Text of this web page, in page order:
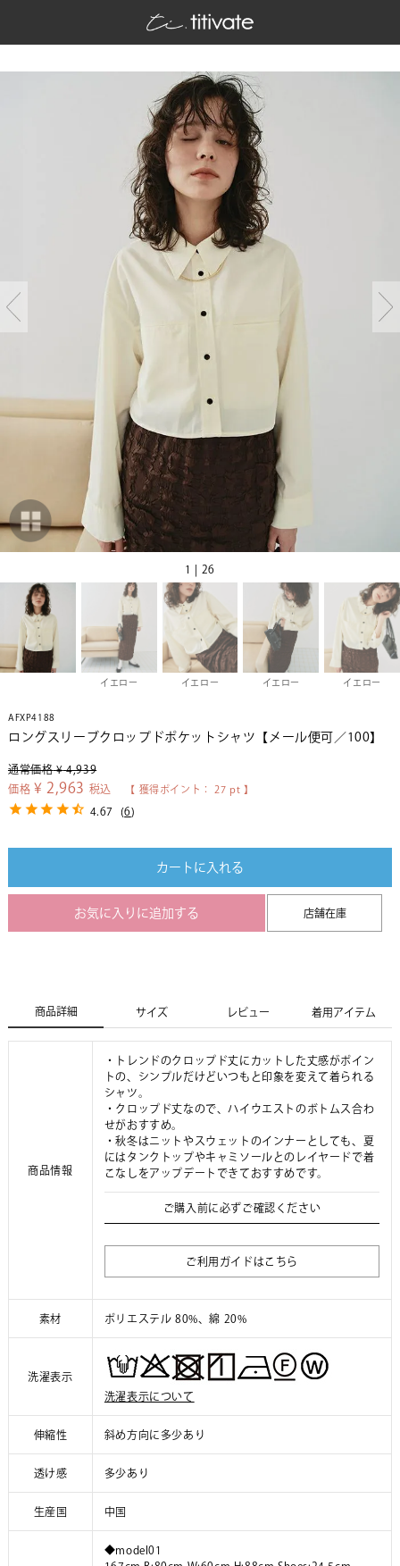
1 | 26
イエロー イエロー イエロー イエロー
AFXP4188
ロングスリーブクロップドポケットシャツ【メール便可／100】
通常価格 ¥ 4,939
価格 ¥ 2,963 税込 【 獲得ポイント： 27 pt 】
4.67 (6)
カートに入れる
お気に入りに追加する 店舗在庫
商品詳細 サイズ レビュー 着用アイテム
商品情報
・トレンドのクロップド丈にカットした丈感がポイン
トの、シンプルだけどいつもと印象を変えて着られる
シャツ。
・クロップド丈なので、ハイウエストのボトムス合わ
せがおすすめ。
・秋冬はニットやスウェットのインナーとしても、夏
にはタンクトップやキャミソールとのレイヤードで着
こなしをアップデートできておすすめです。
ご購入前に必ずご確認ください
ご利用ガイドはこちら
素材 ポリエステル 80%、綿 20%
洗濯表示
洗濯表示について
伸縮性 斜め方向に多少あり
透け感 多少あり
生産国 中国
◆model01